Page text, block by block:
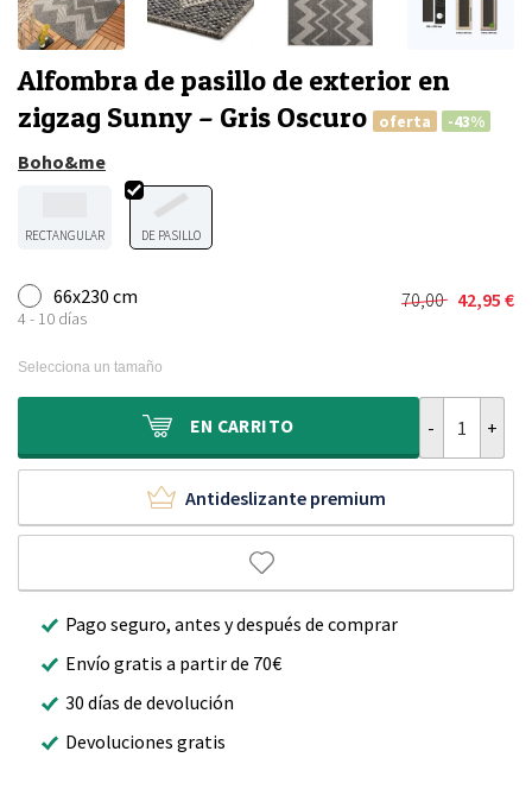
Alfombra de pasillo de exterior en
zigzag Sunny – Gris Oscuro
oferta -43%
Boho&me
RECTANGULAR DE PASILLO
66x230 cm
4 - 10 días
70,00
El
70,00 €.
42,95 €
El
42,95 €.
Selecciona un tamaño
EN CARRITO
Antideslizante premium
Pago seguro, antes y después de comprar
Envío gratis a partir de 70€
30 días de devolución
Devoluciones gratis